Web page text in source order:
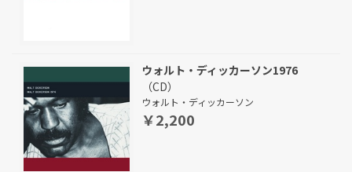
ウォルト・ディッカーソン1976
（CD）
ウォルト・ディッカーソン
￥2,200